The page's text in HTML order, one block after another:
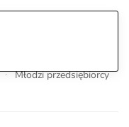
Młodzi przedsiębiorcy